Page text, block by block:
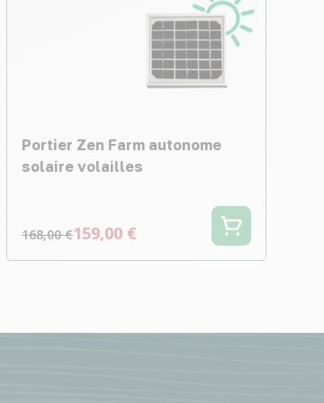
Portier Zen Farm autonome
solaire volailles
168,00 €159,00 €